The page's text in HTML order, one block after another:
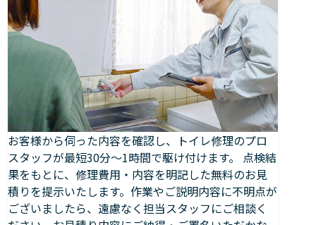
お客様から伺った内容を確認し、トイレ修理のプロ
スタッフが最短30分～1時間で駆け付けます。 点検結
果をもとに、修理費用・内容を明記した無料のお見
積りを提示いたします。作業やご説明内容に不明点が
ございましたら、遠慮なく担当スタッフにご相談く